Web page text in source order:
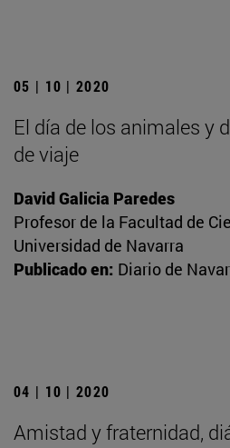
05 | 10 | 2020
El día de los animales y
de viaje
David Galicia Paredes
Profesor de la Facultad de
Universidad de Navarra
Publicado en: Diario de
04 | 10 | 2020
Amistad y fraternidad,